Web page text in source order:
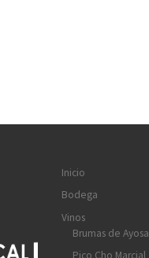
Inicio
Bodega
Vinos
Brumas de Ayosa